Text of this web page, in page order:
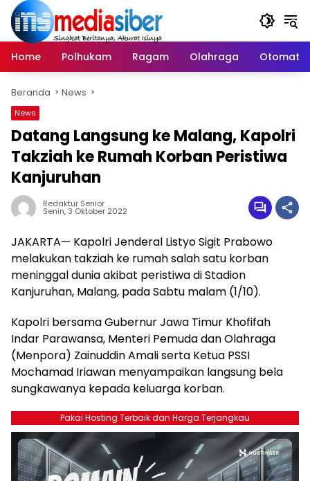
Langsung
konten
Home
Polhukam Ragam Olahraga Otomatif
Beranda News
News
Datang Langsung ke Malang, Kapolri
Takziah ke Rumah Korban Peristiwa
Kanjuruhan
Redaktur Senior
Senin, 3 Oktober 2022
JAKARTA— Kapolri Jenderal Listyo Sigit Prabowo
melakukan takziah ke rumah salah satu korban
meninggal dunia akibat peristiwa di Stadion
Kanjuruhan, Malang, pada Sabtu malam (1/10).
Kapolri bersama Gubernur Jawa Timur Khofifah
Indar Parawansa, Menteri Pemuda dan Olahraga
(Menpora) Zainuddin Amali serta Ketua PSSI
Mochamad Iriawan menyampaikan langsung bela
sungkawanya kepada keluarga korban.
Pakai Hosting Terbaik dan Harga Terjangkau